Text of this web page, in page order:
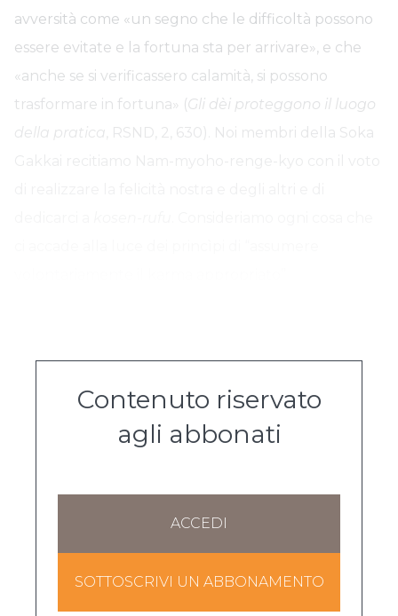
avversità come «un segno che le difficoltà possono
essere evitate e la fortuna sta per arrivare», e che
«anche se si verificassero calamità, si possono
trasformare in fortuna» (Gli dèi proteggono il luogo
della pratica , RSND, 2, 630). Noi membri della Soka
Contenuto riservato
agli abbonati
ACCEDI
SOTTOSCRIVI UN ABBONAMENTO